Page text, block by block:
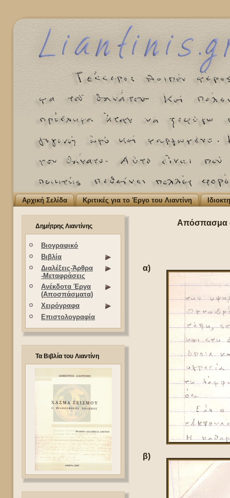
Αρχική Σελίδα Κριτικές για το Έργο του Λιαντίνη
Δημήτρης Λιαντίνης
Βιογραφικό
Βιβλία
Διαλέξεις-Άρθρα
-Μεταφράσεις
Ανέκδοτα Έργα
(Αποσπάσματα)
Χειρόγραφα
Επιστολογραφία
Τα Βιβλία του Λιαντίνη
Απόσπασμα
α)
β)